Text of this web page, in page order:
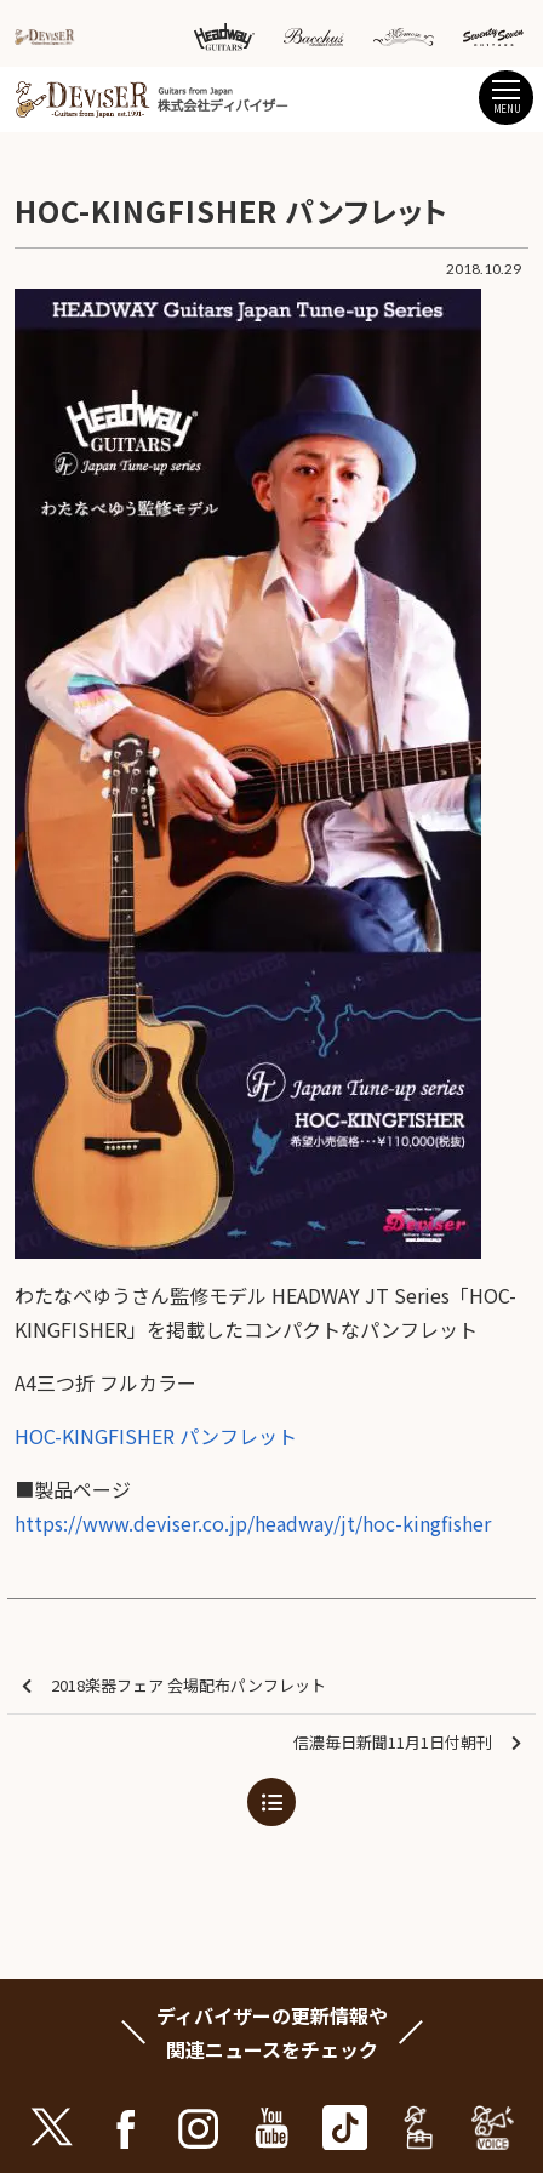
MENU
2018.10.29
HOC-KINGFISHER パンフレット
わたなべゆうさん監修モデル HEADWAY JT Series「HOC-
KINGFISHER」を掲載したコンパクトなパンフレット
A4三つ折 フルカラー
HOC-KINGFISHER パンフレット
■製品ページ
https://www.deviser.co.jp/headway/jt/hoc-kingfisher
2018楽器フェア 会場配布パンフレット
信濃毎日新聞11月1日付朝刊
ディバイザーの更新情報や
関連ニュースをチェック